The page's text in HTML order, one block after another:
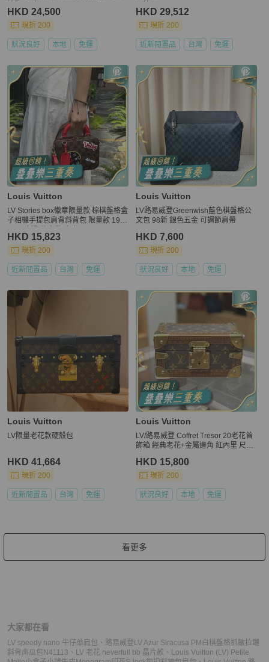
HKD 24,500
現折 200
狀況良好 本地 免運
HKD 29,512
現折 200
近新閒置品 台灣 免運
Louis Vuitton
LV Stories box徽章限量款 棕棋盤格盒
子相機手提包肩背斜背包 限量款 19×
HKD 15,823
現折 200
近新閒置品 台灣 免運
Louis Vuitton
LV路易威登Greenwish藍色棋盤格公
文包 98新 銀色五金 可調節肩帶
HKD 7,600
現折 200
狀況良好 本地 免運
Louis Vuitton
LV限量老花款硬殼包
HKD 41,664
現折 200
近新閒置品 台灣 免運
Louis Vuitton
LV/路易威登 Coffret Tresor 20老花首
飾箱 經典老花+金屬邊角 紅內里 尺
HKD 15,800
現折 200
狀況良好 本地 免運
看更多
大家都在看
LV speedy nano 牛仔单肩包 、 路易威登LV Azur Siracusa PM白棋盤格抓皺拉鏈
斜背南瓜包N41113 、 LV 老花 neverfull bb 晶片款 、 Louis Vuitton (LV) Petite